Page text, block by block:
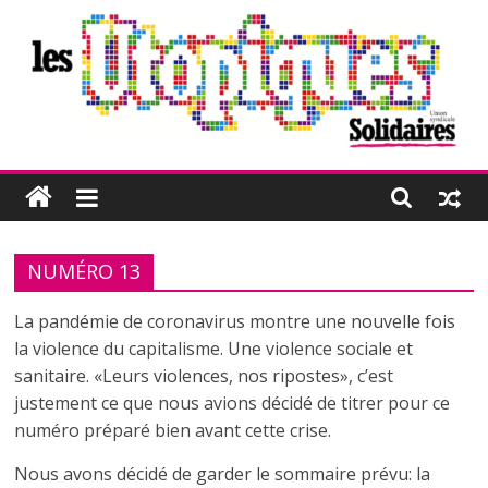
contenu
Les
Utopiques
Revue
réflexion
éditée
par
l'Union
syndicale
Solidaires
NUMÉRO 13
La pandémie de coronavirus montre une nouvelle fois
la violence du capitalisme. Une violence sociale et
sanitaire. «Leurs violences, nos ripostes», c’est
justement ce que nous avions décidé de titrer pour ce
numéro préparé bien avant cette crise.
Nous avons décidé de garder le sommaire prévu: la